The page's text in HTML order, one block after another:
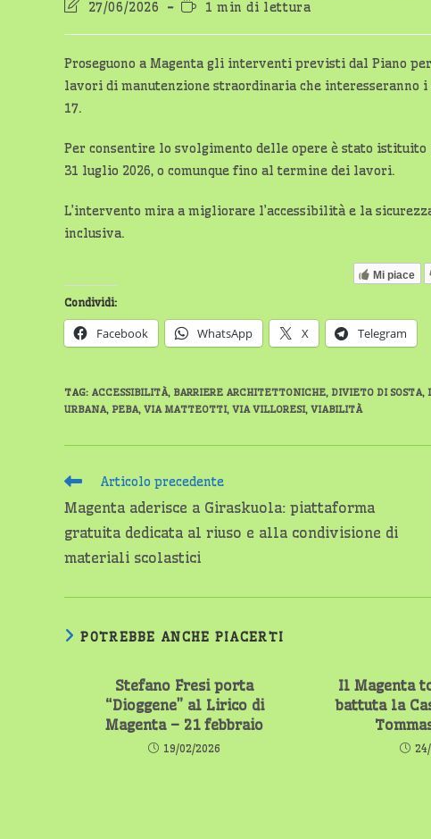
Ultima
dell'articolo:
27/06/2026
Tempo
lettura:
1 min di lettura
Proseguono a Magenta gli interventi previsti dal Piano
lavori di manutenzione straordinaria che
17.
Per consentire lo svolgimento delle opere è stato
31 luglio 2026, o comunque fino al termine dei lavori.
L’intervento mira a migliorare l’accessibilità e la
inclusiva.
Mi piace
Condividi:
Facebook WhatsApp X Telegram
TAG: ACCESSIBILITÀ, BARRIERE ARCHITETTONICHE, DIVIETO DI SOSTA,
URBANA, PEBA, VIA MATTEOTTI, VIA VILLORESI, VIABILITÀ
Leggi
articoli
Articolo precedente
Magenta aderisce a Giraskuola: piattaforma
gratuita dedicata al riuso e alla condivisione di
materiali scolastici
POTREBBE ANCHE PIACERTI
Stefano Fresi porta
“Dioggene” al Lirico di
Magenta – 21 febbraio
19/02/2026
Il Magenta
battuta la